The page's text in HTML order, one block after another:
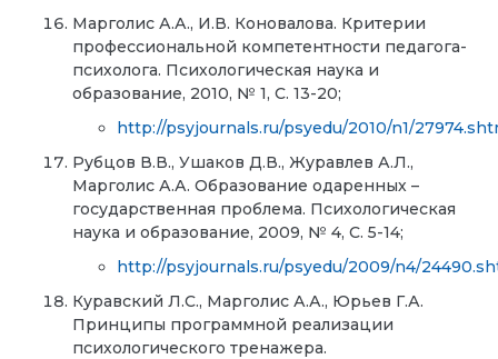
Марголис А.А., И.В. Коновалова. Критерии
профессиональной компетентности педагога-
психолога. Психологическая наука и
образование, 2010, № 1, С. 13-20;
http://psyjournals.ru/psyedu/2010/n1/
Рубцов В.В., Ушаков Д.В., Журавлев А.Л.,
Марголис А.А. Образование одаренных –
государственная проблема. Психологическая
наука и образование, 2009, № 4, С. 5-14;
http://psyjournals.ru/psyedu/2009/n4/
Куравский Л.С., Марголис А.А., Юрьев Г.А.
Принципы программной реализации
психологического тренажера.